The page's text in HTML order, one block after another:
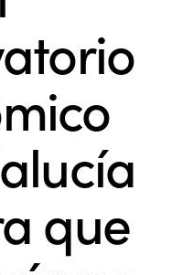
que